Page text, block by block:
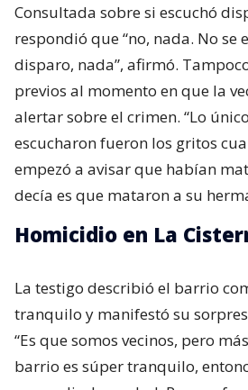
Consultada sobre si escuchó
respondió que “no, nada. No se
disparo, nada”, afirmó.
previos al momento en que la
alertar sobre el crimen. “Lo
escucharon fueron los gritos
empezó a avisar que habían
decía es que mataron a su
Homicidio en La
La testigo describió el barrio
tranquilo y manifestó su
“Es que somos vecinos, pero
barrio es súper tranquilo,